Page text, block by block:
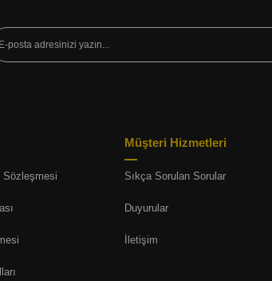
Sözleşmesi
Müşteri Hizmetleri
Sıkça Sorulan Sorular
Duyurular
İletişim